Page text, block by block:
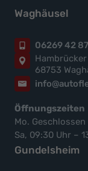
Waghäusel
06269 42
68753
Öffnungszeiten
Mo.
Sa, 09:30 Uhr –
Gundelsheim